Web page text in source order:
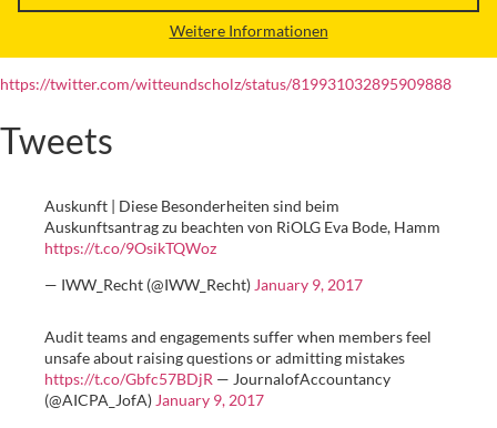
Weitere Informationen
https://twitter.com/witteundscholz/status/819931032895909888
Tweets
Auskunft | Diese Besonderheiten sind beim
Auskunftsantrag zu beachten von RiOLG Eva Bode, Hamm
https://t.co/9OsikTQWoz
— IWW_Recht (@IWW_Recht) January 9, 2017
Audit teams and engagements suffer when members feel
unsafe about raising questions or admitting mistakes
https://t.co/Gbfc57BDjR — JournalofAccountancy
(@AICPA_JofA) January 9, 2017